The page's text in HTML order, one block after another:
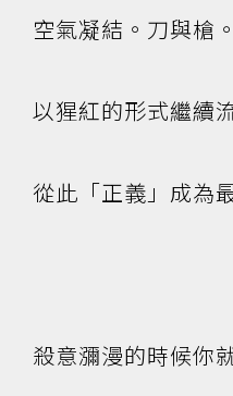
空氣凝結。刀與槍
以猩紅的形式繼續
從此「正義」成為
殺意瀰漫的時候你